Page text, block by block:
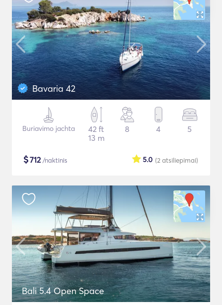
Bavaria 42
Buriavimo jachta
42 ft
13 m
8 4 5
$712/naktinis (2 atsiliepimai)
5.0
Bali 5.4 Open Space